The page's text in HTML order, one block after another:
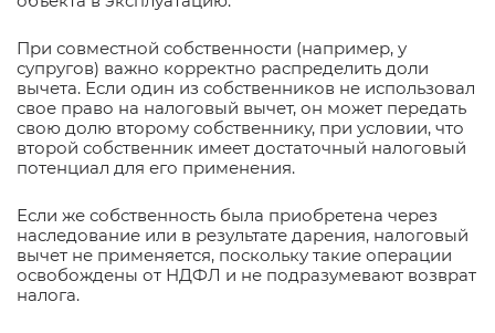
При совместной собственности (например, у
супругов) важно корректно распределить доли
вычета. Если один из собственников не использовал
свое право на налоговый вычет, он может передать
свою долю второму собственнику, при условии, что
второй собственник имеет достаточный налоговый
потенциал для его применения.
Если же собственность была приобретена через
наследование или в результате дарения, налоговый
вычет не применяется, поскольку такие операции
освобождены от НДФЛ и не подразумевают возврат
налога.